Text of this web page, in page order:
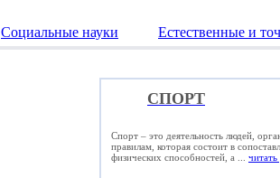
Социальные науки Естественные и
СПОРТ
Спорт – это деятельность людей,
правилам, которая состоит в
физических способностей, а ... читать